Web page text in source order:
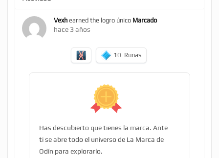
Vexh earned the logro único Marcado
hace 3 años
10 Runas
Has descubierto que tienes la marca. Ante
ti se abre todo el universo de La Marca de
Odín para explorarlo.